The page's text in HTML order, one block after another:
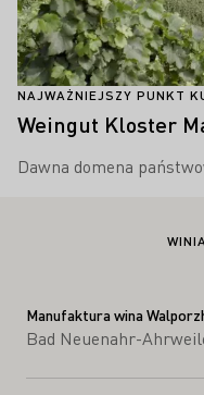
NAJWAŻNIEJSZY PUNKT
Weingut Kloster
Dawna domena
Manufaktura wina
Bad Neuenahr-